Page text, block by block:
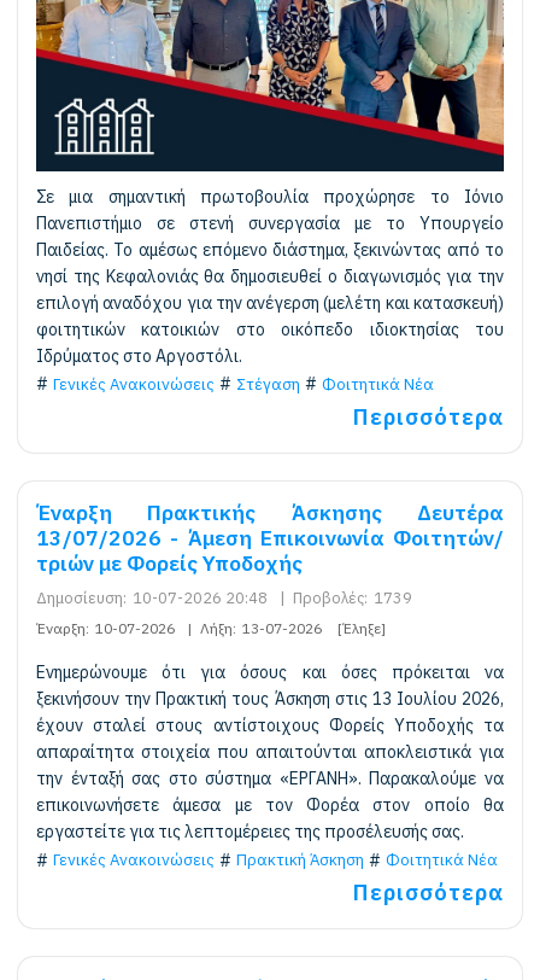
Σε μια σημαντική πρωτοβουλία προχώρησε το Ιόνιο
Πανεπιστήμιο σε στενή συνεργασία με το Υπουργείο
Παιδείας. Το αμέσως επόμενο διάστημα, ξεκινώντας από το
νησί της Κεφαλονιάς θα δημοσιευθεί ο διαγωνισμός για την
επιλογή αναδόχου για την ανέγερση (μελέτη και κατασκευή)
φοιτητικών κατοικιών στο οικόπεδο ιδιοκτησίας του
Ιδρύματος στο Αργοστόλι.
Γενικές Ανακοινώσεις
Στέγαση Φοιτητικά Νέα
Περισσότερα
Έναρξη Πρακτικής Άσκησης Δευτέρα
13/07/2026 - Άμεση Επικοινωνία Φοιτητών/
τριών με Φορείς Υποδοχής
Δημοσίευση: 10-07-2026 20:48 | Προβολές: 1739
Έναρξη: 10-07-2026 | Λήξη: 13-07-2026 [Έληξε]
Ενημερώνουμε ότι για όσους και όσες πρόκειται να
ξεκινήσουν την Πρακτική τους Άσκηση στις 13 Ιουλίου 2026,
έχουν σταλεί στους αντίστοιχους Φορείς Υποδοχής τα
απαραίτητα στοιχεία που απαιτούνται αποκλειστικά για
την ένταξή σας στο σύστημα «ΕΡΓΑΝΗ». Παρακαλούμε να
επικοινωνήσετε άμεσα με τον Φορέα στον οποίο θα
εργαστείτε για τις λεπτομέρειες της προσέλευσής σας.
Γενικές Ανακοινώσεις
Πρακτική Άσκηση Φοιτητικά Νέα
Περισσότερα